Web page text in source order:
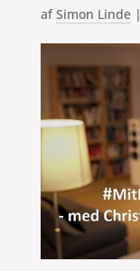
afSimon Linde|